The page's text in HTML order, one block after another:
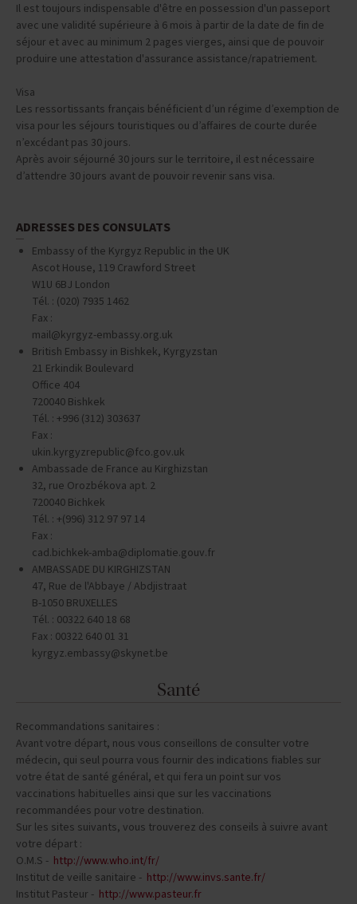
Il est toujours indispensable d'être en possession d'un passeport
avec une validité supérieure à 6 mois à partir de la date de fin de
séjour et avec au minimum 2 pages vierges, ainsi que de pouvoir
produire une attestation d'assurance assistance/rapatriement.
Visa
Les ressortissants français bénéficient d’un régime d’exemption de
visa pour les séjours touristiques ou d’affaires de courte durée
n’excédant pas 30 jours.
Après avoir séjourné 30 jours sur le territoire, il est nécessaire
d’attendre 30 jours avant de pouvoir revenir sans visa.
ADRESSES DES CONSULATS
Embassy of the Kyrgyz Republic in the UK
Ascot House, 119 Crawford Street
W1U 6BJ London
Tél. : (020) 7935 1462
Fax :
mail@kyrgyz-embassy.org.uk
British Embassy in Bishkek, Kyrgyzstan
21 Erkindik Boulevard
Office 404
720040 Bishkek
Tél. : +996 (312) 303637
Fax :
ukin.kyrgyzrepublic@fco.gov.uk
Ambassade de France au Kirghizstan
32, rue Orozbékova apt. 2
720040 Bichkek
Tél. : +(996) 312 97 97 14
Fax :
cad.bichkek-amba@diplomatie.gouv.fr
AMBASSADE DU KIRGHIZSTAN
47, Rue de l'Abbaye / Abdjistraat
B-1050 BRUXELLES
Tél. : 00322 640 18 68
Fax : 00322 640 01 31
kyrgyz.embassy@skynet.be
Santé
Recommandations sanitaires :
Avant votre départ, nous vous conseillons de consulter votre
médecin, qui seul pourra vous fournir des indications fiables sur
votre état de santé général, et qui fera un point sur vos
vaccinations habituelles ainsi que sur les vaccinations
recommandées pour votre destination.
Sur les sites suivants, vous trouverez des conseils à suivre avant
votre départ :
O.M.S - http://www.who.int/fr/
Institut de veille sanitaire - http://www.invs.sante.fr/
Institut Pasteur - http://www.pasteur.fr